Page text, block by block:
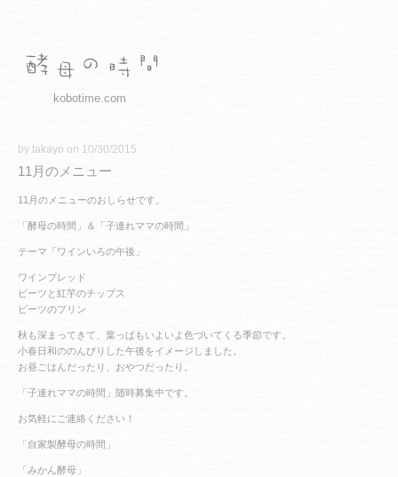
kobotime.com
11月のメニュー
by takayo on 10/30/2015
11月のメニューのおしらせです。
「酵母の時間」＆「子連れママの時間」
テーマ「ワインいろの午後」
ワインブレッド
ビーツと紅芋のチップス
ビーツのプリン
秋も深まってきて、葉っぱもいよいよ色づいてくる季節です。
小春日和ののんびりした午後をイメージしました。
お昼ごはんだったり、おやつだったり。
「子連れママの時間」随時募集中です。
お気軽にご連絡ください！
「自家製酵母の時間」
「みかん酵母」